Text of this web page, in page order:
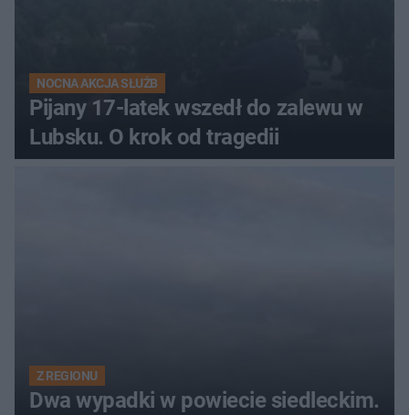
NOCNA AKCJA SŁUŻB
Pijany 17-latek wszedł do zalewu w
Lubsku. O krok od tragedii
Z REGIONU
Dwa wypadki w powiecie siedleckim.